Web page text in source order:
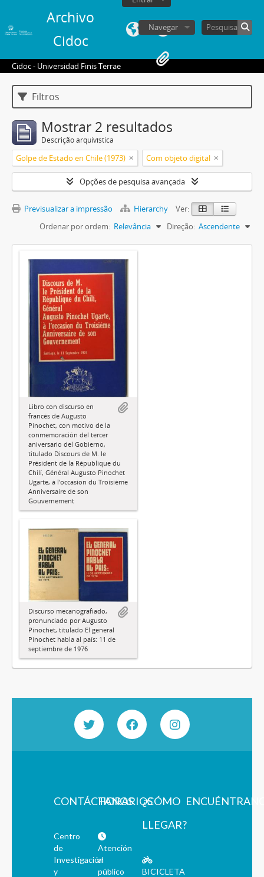
Archivo
Cidoc
Navegar
Cidoc - Universidad Finis Terrae
Filtros
Mostrar 2 resultados
Descrição arquivística
Golpe de Estado en Chile (1973) Com objeto digital
Opções de pesquisa avançada
Previsualizar a impressão Hierarchy
Ver:
Ordenar por ordem: Relevância Direção: Ascendente
Libro con discurso en
francés de Augusto
Pinochet, con motivo de la
conmemoración del tercer
aniversario del Gobierno,
titulado Discours de M. le
Président de la République du
Chilí, Général Augusto Pinochet
Ugarte, à l'occasion du Troisième
Anniversaire de son
Gouvernement
Discurso mecanografiado,
pronunciado por Augusto
Pinochet, titulado El general
Pinochet habla al país: 11 de
septiembre de 1976
CONTÁCTANOS
Centro
de
Investigación
y
HORARIOS
Atención
al
público
¿CÓMO
LLEGAR?
BICICLETA